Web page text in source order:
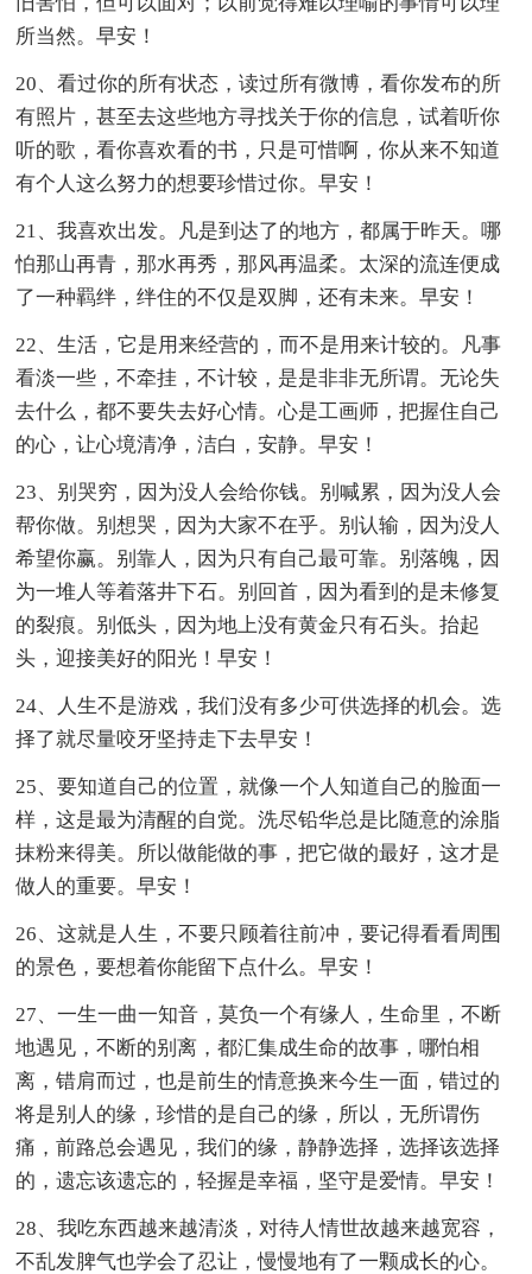
所当然。早安！
20、看过你的所有状态，读过所有微博，看你发布的所
有照片，甚至去这些地方寻找关于你的信息，试着听你
听的歌，看你喜欢看的书，只是可惜啊，你从来不知道
有个人这么努力的想要珍惜过你。早安！
21、我喜欢出发。凡是到达了的地方，都属于昨天。哪
怕那山再青，那水再秀，那风再温柔。太深的流连便成
了一种羁绊，绊住的不仅是双脚，还有未来。早安！
22、生活，它是用来经营的，而不是用来计较的。凡事
看淡一些，不牵挂，不计较，是是非非无所谓。无论失
去什么，都不要失去好心情。心是工画师，把握住自己
的心，让心境清净，洁白，安静。早安！
23、别哭穷，因为没人会给你钱。别喊累，因为没人会
帮你做。别想哭，因为大家不在乎。别认输，因为没人
希望你赢。别靠人，因为只有自己最可靠。别落魄，因
为一堆人等着落井下石。别回首，因为看到的是未修复
的裂痕。别低头，因为地上没有黄金只有石头。抬起
头，迎接美好的阳光！早安！
24、人生不是游戏，我们没有多少可供选择的机会。选
择了就尽量咬牙坚持走下去早安！
25、要知道自己的位置，就像一个人知道自己的脸面一
样，这是最为清醒的自觉。洗尽铅华总是比随意的涂脂
抹粉来得美。所以做能做的事，把它做的最好，这才是
做人的重要。早安！
26、这就是人生，不要只顾着往前冲，要记得看看周围
的景色，要想着你能留下点什么。早安！
27、一生一曲一知音，莫负一个有缘人，生命里，不断
地遇见，不断的别离，都汇集成生命的故事，哪怕相
离，错肩而过，也是前生的情意换来今生一面，错过的
将是别人的缘，珍惜的是自己的缘，所以，无所谓伤
痛，前路总会遇见，我们的缘，静静选择，选择该选择
的，遗忘该遗忘的，轻握是幸福，坚守是爱情。早安！
28、我吃东西越来越清淡，对待人情世故越来越宽容，
不乱发脾气也学会了忍让，慢慢地有了一颗成长的心。